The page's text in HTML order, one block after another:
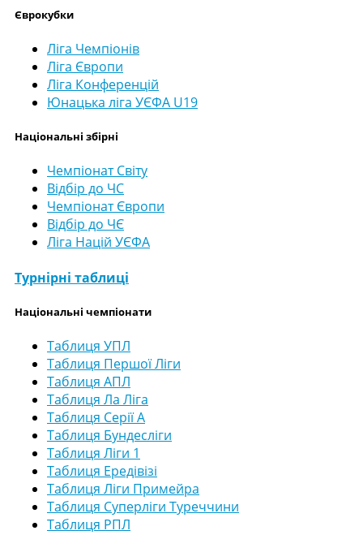
Єврокубки
Ліга Чемпіонів
Ліга Європи
Ліга Конференцій
Юнацька ліга УЄФА U19
Національні збірні
Чемпіонат Світу
Відбір до ЧС
Чемпіонат Європи
Відбір до ЧЄ
Ліга Націй УЄФА
Турнірні таблиці
Національні чемпіонати
Таблиця УПЛ
Таблиця Першої Ліги
Таблиця АПЛ
Таблиця Ла Ліга
Таблиця Серії А
Таблиця Бундесліги
Таблиця Ліги 1
Таблиця Ередівізі
Таблиця Ліги Примейра
Таблиця Суперліги Туреччини
Таблиця РПЛ